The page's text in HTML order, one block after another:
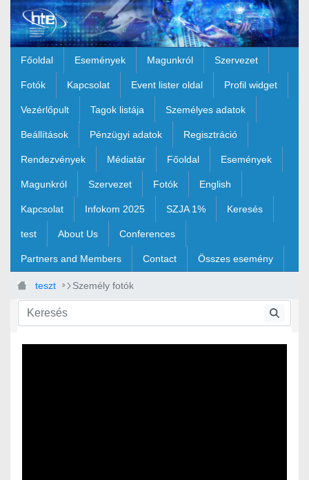
Ugrás a fő tartalomhoz
Főoldal Események Magunkról Szervezet
Fotók Kapcsolat Event lister oldal Profil widget
Vezérlőpult Tagok listája Személyes adatok
Beállítások Pénzügyi adatok Regisztráció
Rendezvények Médiatár Főoldal Események
Magunkról Szervezet Fotók English
Kapcsolat Infokom 2025 SZJA 1% Keresés
test About Us Conferences
Partners and Members Contact Összes esemény
teszt Személy fotók